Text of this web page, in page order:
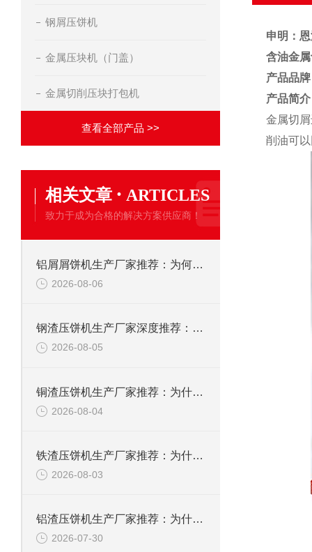
钢屑压饼机
金属压块机（门盖）
金属切削压块打包机
查看全部产品 >>
相关文章 · ARTICLES
致力于成为合格的解决方案供应商！
铝屑屑饼机生产厂家推荐：为何恩派特成为金属回收行业的“隐形优选”？
2026-08-06
钢渣压饼机生产厂家深度推荐：为何恩派特成为高净值产线的优选
2026-08-05
铜渣压饼机生产厂家推荐：为什么恩派特成为众多企业的信赖？
2026-08-04
铁渣压饼机生产厂家推荐：为什么恩派特成为众多企业的优选？
2026-08-03
铝渣压饼机生产厂家推荐：为什么恩派特是值得信赖的选择？
2026-07-30
申明：
含油金
产品品
产品简
金属切
削油可